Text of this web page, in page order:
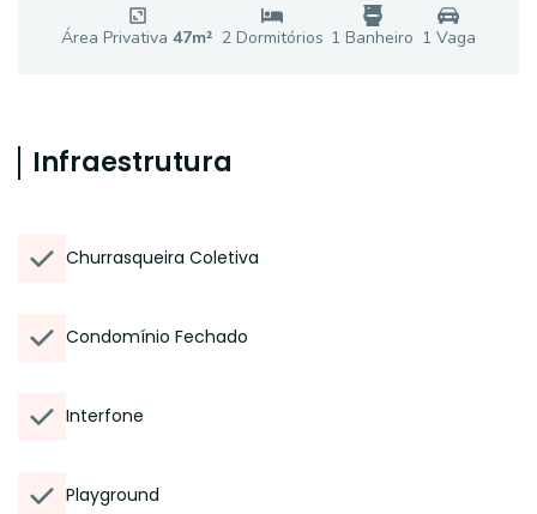
Área Privativa47m² 2Dormitórios 1 Banheiro 1 Vaga
Infraestrutura
Churrasqueira Coletiva
Condomínio Fechado
Interfone
Playground